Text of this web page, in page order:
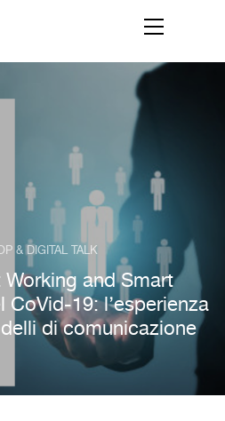
& DIGITAL TALK
and Smart
19: l’esperienza
di comunicazione